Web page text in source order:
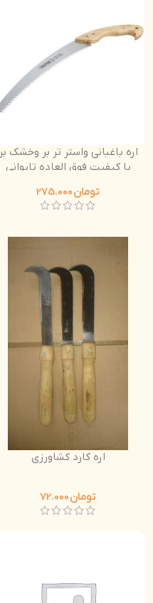
اره باغبانی واستر تر بر وخشک بر
با کیفیت فوق العاده تایوانی
تومان
اره کارد کشاورزی
تومان